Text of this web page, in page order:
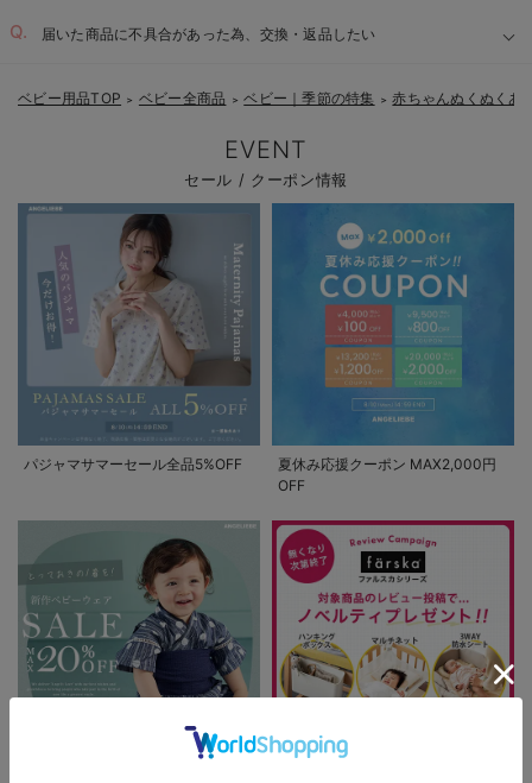
届いた商品に不具合があった為、交換・返品したい
ベビー用品TOP ＞ ベビー全商品 ＞ ベビー｜季節の特集 ＞ 赤ちゃんぬくぬくあ
EVENT
セール / クーポン情報
パジャマサマーセール全品5%OFF
夏休み応援クーポン MAX2,000円
OFF